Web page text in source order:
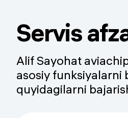
Servis
Alif Sayohat
asosiy funksiyalarni
quyidagilarni